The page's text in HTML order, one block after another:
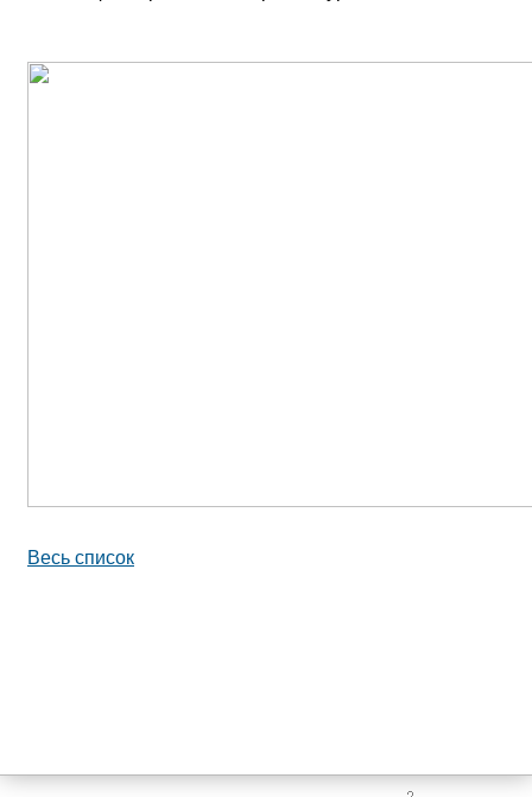
Весь список